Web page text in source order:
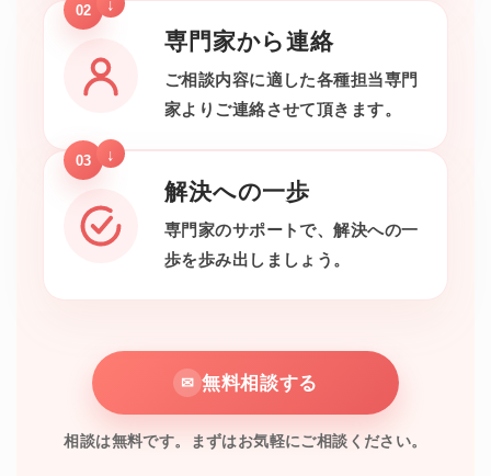
02
専門家から連絡
ご相談内容に適した各種担当専門
家よりご連絡させて頂きます。
03
解決への一歩
専門家のサポートで、解決への一
歩を歩み出しましょう。
✉ 無料相談する
相談は無料です。まずはお気軽にご相談ください。